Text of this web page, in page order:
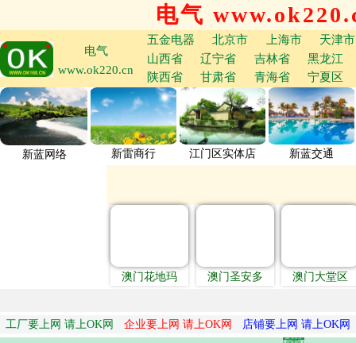
电气
电气
www.ok220.cn
五金电器 北京市 上海市
天津市
山西省
辽宁省 吉林省
黑龙江
陕西省
甘肃省 青海省 宁夏区
新蓝网络 新雷商行 江门区实体店 新蓝交通
澳门花地玛 澳门圣安多 澳门大堂区
工厂要上网 请上OK网 企业要上网 请上OK网 店铺要上网 请上OK网